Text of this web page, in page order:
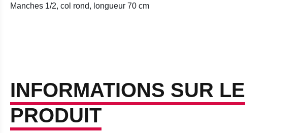
Manches 1/2, col rond, longueur 70 cm
INFORMATIONS SUR LE
PRODUIT